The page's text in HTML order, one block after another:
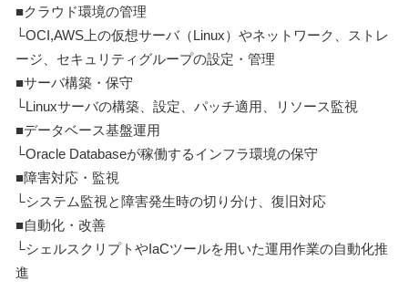
■クラウド環境の管理
└OCI,AWS上の仮想サーバ（Linux）やネットワーク、ストレ
ージ、セキュリティグループの設定・管理
■サーバ構築・保守
└Linuxサーバの構築、設定、パッチ適用、リソース監視
■データベース基盤運用
└Oracle Databaseが稼働するインフラ環境の保守
■障害対応・監視
└システム監視と障害発生時の切り分け、復旧対応
■自動化・改善
└シェルスクリプトやIaCツールを用いた運用作業の自動化推
進